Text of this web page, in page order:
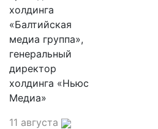
холдинга
«Балтийская
медиа группа»,
генеральный
директор
холдинга «Ньюс
Медиа»
11 августа